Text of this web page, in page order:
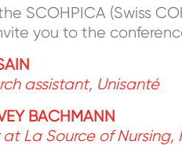
SCOHPICA (Swiss
you to the
assistant, Unisanté
BACHMANN
at La Source of